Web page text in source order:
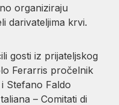
organiziraju
darivateljima krvi.
gosti iz prijateljskog
Ferarris pročelnik
Stefano Faldo
– Comitati di